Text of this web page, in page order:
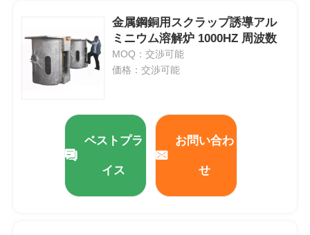
真空の誘導の溶ける炉
産業溶ける炉
アルミニウム融解炉
バキュームシンターストーブ
金属鋼銅用スクラップ誘導アル
ミニウム溶解炉 1000HZ 周波数
MOQ：交渉可能
価格：交渉可能
ベストプラ
イス
お問い合わ
せ